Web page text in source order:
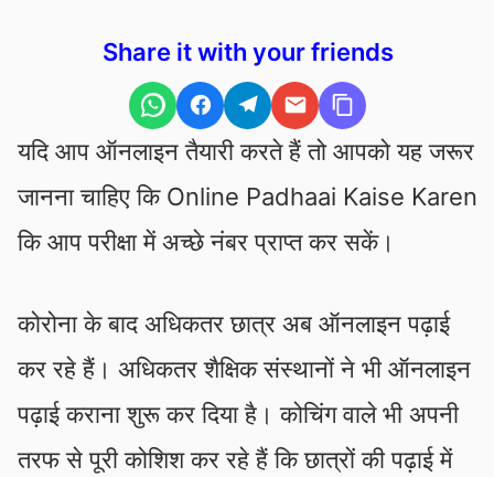
Share it with your friends
यदि आप ऑनलाइन तैयारी करते हैं तो आपको यह जरूर
जानना चाहिए कि Online Padhaai Kaise Karen
कि आप परीक्षा में अच्छे नंबर प्राप्त कर सकें।
कोरोना के बाद अधिकतर छात्र अब ऑनलाइन पढ़ाई
कर रहे हैं। अधिकतर शैक्षिक संस्थानों ने भी ऑनलाइन
पढ़ाई कराना शुरू कर दिया है। कोचिंग वाले भी अपनी
तरफ से पूरी कोशिश कर रहे हैं कि छात्रों की पढ़ाई में